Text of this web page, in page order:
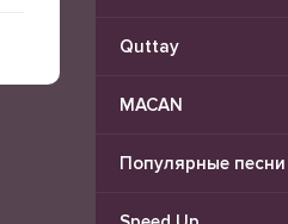
Quttay
MACAN
Популярные